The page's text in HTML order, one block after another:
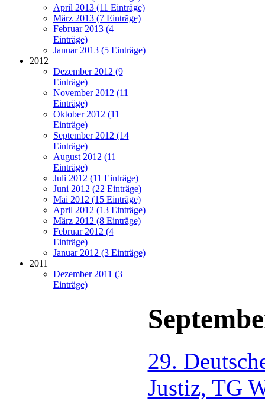
April 2013 (11 Einträge)
März 2013 (7 Einträge)
Februar 2013 (4
Einträge)
Januar 2013 (5 Einträge)
2012
Dezember 2012 (9
Einträge)
November 2012 (11
Einträge)
Oktober 2012 (11
Einträge)
September 2012 (14
Einträge)
August 2012 (11
Einträge)
Juli 2012 (11 Einträge)
Juni 2012 (22 Einträge)
Mai 2012 (15 Einträge)
April 2012 (13 Einträge)
März 2012 (8 Einträge)
Februar 2012 (4
Einträge)
Januar 2012 (3 Einträge)
2011
Dezember 2011 (3
Einträge)
29.
Justiz, TG